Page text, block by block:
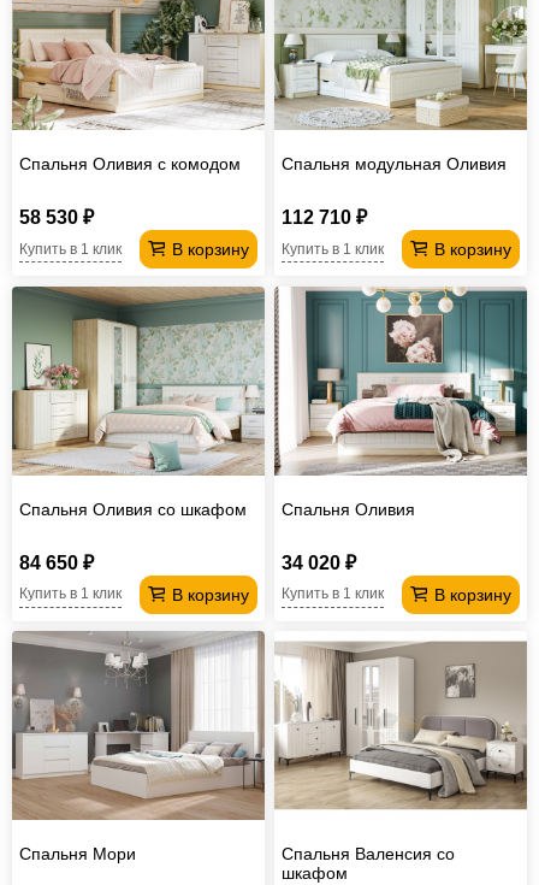
Спальня Оливия с комодом
58 530 ₽
В корзину
Купить в 1 клик
Спальня модульная Оливия
112 710 ₽
В корзину
Купить в 1 клик
Спальня Оливия со шкафом
84 650 ₽
В корзину
Купить в 1 клик
Спальня Оливия
34 020 ₽
В корзину
Купить в 1 клик
Спальня Мори
Спальня Валенсия со
шкафом